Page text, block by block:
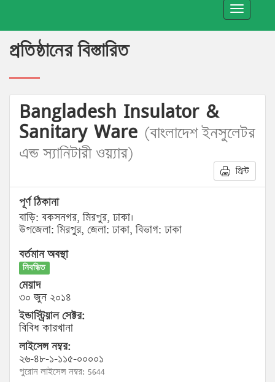
Toggle
প্রতিষ্ঠানের বিস্তারিত
Bangladesh Insulator &
Sanitary Ware (বাংলাদেশ ইনসুলেটর
এন্ড স্যানিটারী ওয়্যার)
প্রিন্ট
পূর্ণ ঠিকানা
বাড়ি: বকসনগর, মিরপুর, ঢাকা।
উপজেলা: মিরপুর, জেলা: ঢাকা, বিভাগ: ঢাকা
বর্তমান অবস্থা
নিবন্ধিত
মেয়াদ
৩০ জুন ২০১৪
ইন্ডাস্ট্রিয়াল সেক্টর:
বিবিধ কারখানা
লাইসেন্স নম্বর:
২৬-৪৮-১-১১৫-০০০০১
পুরোন লাইসেন্স নম্বর: 5644